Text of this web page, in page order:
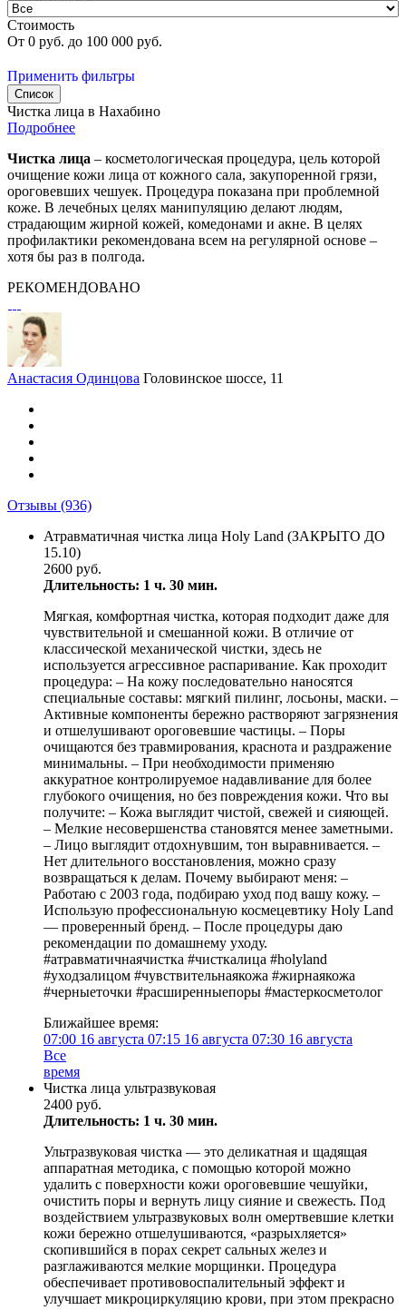
Стоимость
От 0 руб. до 100 000 руб.
Применить фильтры
Список
Чистка лица в Нахабино
Подробнее
Чистка лица – косметологическая процедура, цель которой
очищение кожи лица от кожного сала, закупоренной грязи,
ороговевших чешуек. Процедура показана при проблемной
коже. В лечебных целях манипуляцию делают людям,
страдающим жирной кожей, комедонами и акне. В целях
профилактики рекомендована всем на регулярной основе –
хотя бы раз в полгода.
РЕКОМЕНДОВАНО
Анастасия Одинцова Головинское шоссе, 11
Отзывы (936)
Атравматичная чистка лица Holy Land (ЗАКРЫТО ДО
15.10)
2600 руб.
Длительность: 1 ч. 30 мин.
Мягкая, комфортная чистка, которая подходит даже для
чувствительной и смешанной кожи. В отличие от
классической механической чистки, здесь не
используется агрессивное распаривание. Как проходит
процедура: – На кожу последовательно наносятся
специальные составы: мягкий пилинг, лосьоны, маски. –
Активные компоненты бережно растворяют загрязнения
и отшелушивают ороговевшие частицы. – Поры
очищаются без травмирования, краснота и раздражение
минимальны. – При необходимости применяю
аккуратное контролируемое надавливание для более
глубокого очищения, но без повреждения кожи. Что вы
получите: – Кожа выглядит чистой, свежей и сияющей.
– Мелкие несовершенства становятся менее заметными.
– Лицо выглядит отдохнувшим, тон выравнивается. –
Нет длительного восстановления, можно сразу
возвращаться к делам. Почему выбирают меня: –
Работаю с 2003 года, подбираю уход под вашу кожу. –
Использую профессиональную космецевтику Holy Land
— проверенный бренд. – После процедуры даю
рекомендации по домашнему уходу.
#атравматичнаячистка #чисткалица #holyland
#уходзалицом #чувствительнаякожа #жирнаякожа
#черныеточки #расширенныепоры #мастеркосметолог
Ближайшее время:
07:00 16 августа 07:15 16 августа 07:30 16 августа
Все
время
Чистка лица ультразвуковая
2400 руб.
Длительность: 1 ч. 30 мин.
Ультразвуковая чистка — это деликатная и щадящая
аппаратная методика, с помощью которой можно
удалить с поверхности кожи ороговевшие чешуйки,
очистить поры и вернуть лицу сияние и свежесть. Под
воздействием ультразвуковых волн омертвевшие клетки
кожи бережно отшелушиваются, «разрыхляется»
скопившийся в порах секрет сальных желез и
разглаживаются мелкие морщинки. Процедура
обеспечивает противовоспалительный эффект и
улучшает микроциркуляцию крови, при этом прекрасно